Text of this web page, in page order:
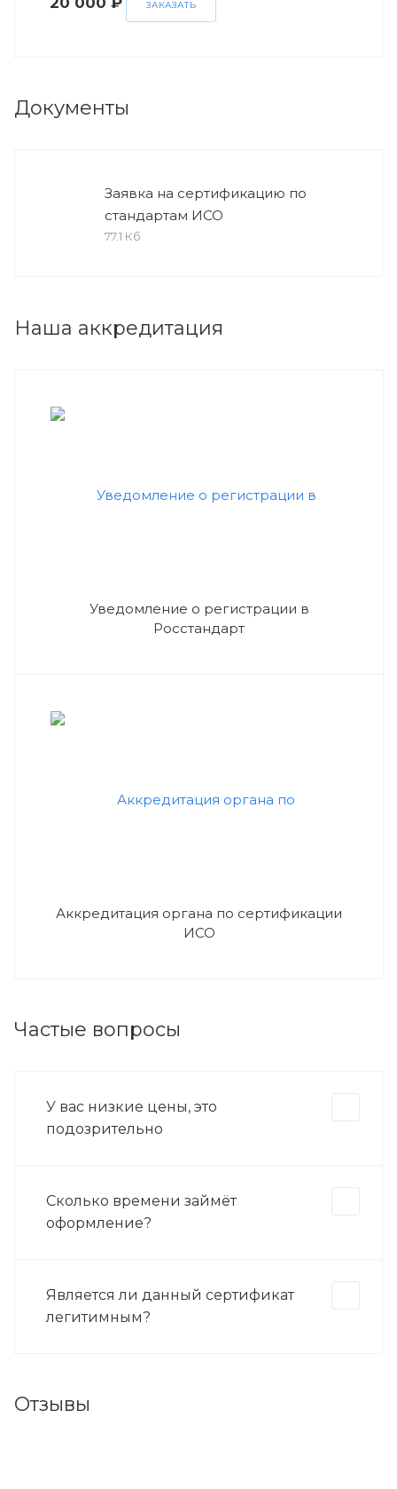
ЗАКАЗАТЬ
Документы
Заявка на сертификацию по
стандартам ИСО
77.1 Кб
Наша аккредитация
Уведомление о регистрации в
Росстандарт
Аккредитация органа по сертификации
ИСО
Частые вопросы
У вас низкие цены, это
подозрительно
Сколько времени займёт
оформление?
Является ли данный сертификат
легитимным?
Отзывы